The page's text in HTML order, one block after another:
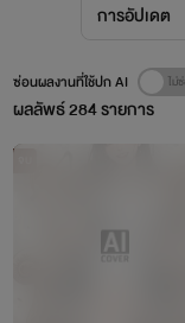
การอัปเดต
ผลลัพธ์284รายการ
ซ่อนผลงานที่ใช้ปก AI